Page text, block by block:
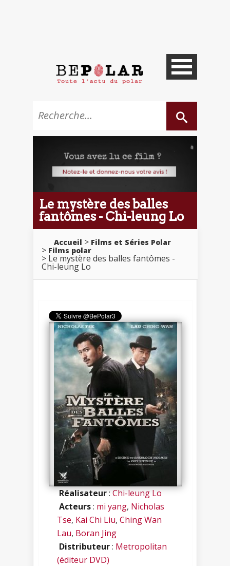
Le mystère des balles
fantômes - Chi-leung Lo
Accueil
Films et Séries Polar
Films polar
Le mystère des balles fantômes -
Chi-leung Lo
Réalisateur:Chi-leung Lo
Acteurs: mi yang, Nicholas
Tse, Kai Chi Liu, Ching Wan
Lau, Boran Jing
Distributeur: Metropolitan
(éditeur DVD)